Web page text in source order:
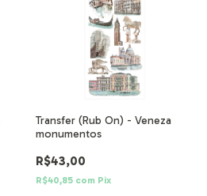
Transfer (Rub On) - Veneza
monumentos
R$43,00
R$40,85 com Pix